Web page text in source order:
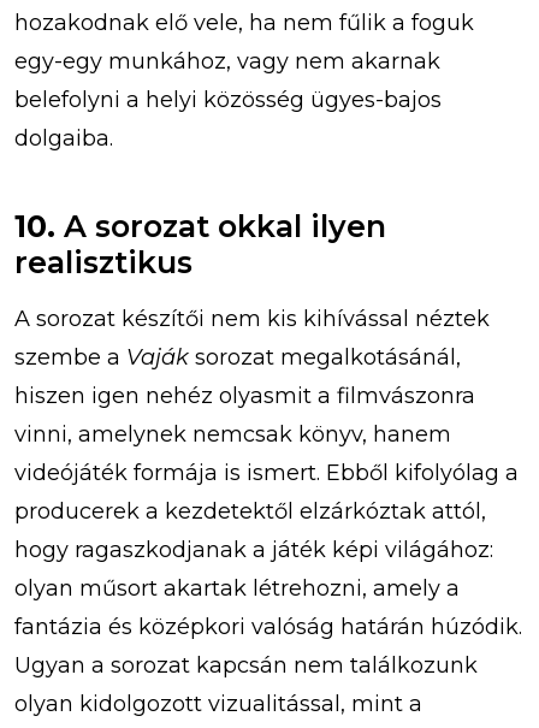
hozakodnak elő vele, ha nem fűlik a foguk
egy-egy munkához, vagy nem akarnak
belefolyni a helyi közösség ügyes-bajos
dolgaiba.
10. A sorozat okkal ilyen
realisztikus
A sorozat készítői nem kis kihívással néztek
szembe a Vaják sorozat megalkotásánál,
hiszen igen nehéz olyasmit a filmvászonra
vinni, amelynek nemcsak könyv, hanem
videójáték formája is ismert. Ebből kifolyólag a
producerek a kezdetektől elzárkóztak attól,
hogy ragaszkodjanak a játék képi világához:
olyan műsort akartak létrehozni, amely a
fantázia és középkori valóság határán húzódik.
Ugyan a sorozat kapcsán nem találkozunk
olyan kidolgozott vizualitással, mint a